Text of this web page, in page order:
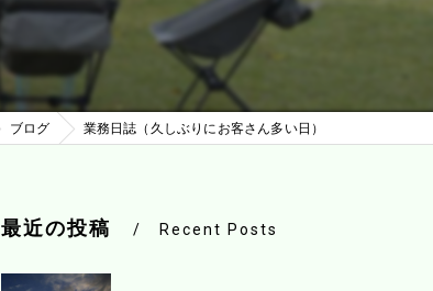
ブログ 業務日誌（久しぶりにお客さん多い日）
最近の投稿 Recent Posts